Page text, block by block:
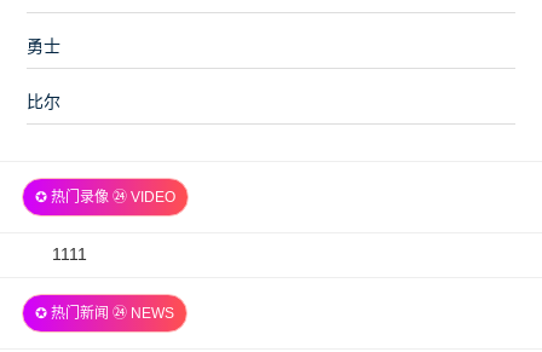
勇士
比尔
✪ 热门录像 ㉔ VIDEO
2026-
06
1111
✪ 热门新闻 ㉔ NEWS